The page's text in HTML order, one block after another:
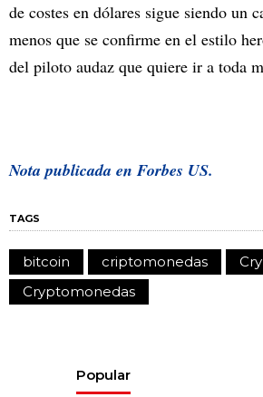
de costes en dólares sigue siendo un
menos que se confirme en el estilo
del piloto audaz que quiere ir a toda
Nota publicada en Forbes US.
TAGS
bitcoin criptomonedas
Cryptomonedas
Popular